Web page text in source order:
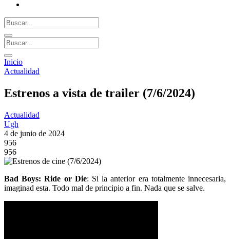
Inicio
Actualidad
Estrenos a vista de trailer (7/6/2024)
Actualidad
Ugh
4 de junio de 2024
956
956
Bad Boys: Ride or Die: Si la anterior era totalmente innecesaria,
imaginad esta. Todo mal de principio a fin. Nada que se salve.